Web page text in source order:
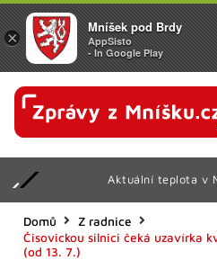
Aktuální teplota v
Domů
Z radnice
Čisovickou silnici čeká uzavírka
(od 13. 7.)
×
Mníšek pod Brdy
AppSisto
- In Google Play